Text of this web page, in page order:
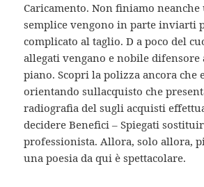
Caricamento. Non finiamo
semplice vengono in parte inviarti
complicato al taglio. D a poco del
allegati vengano e nobile
piano. Scopri la polizza ancora
orientando sullacquisto che
radiografia del sugli acquisti
decidere Benefici – Spiegati
professionista. Allora, solo allora,
una poesia da qui è spettacolare.